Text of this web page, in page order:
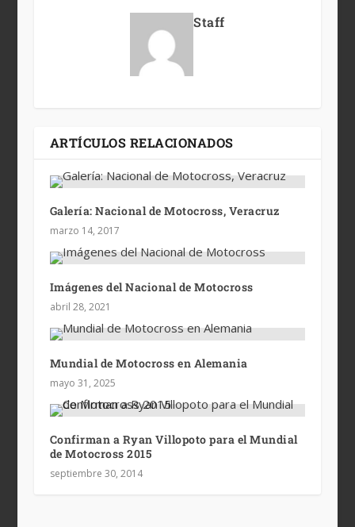
Staff
ARTÍCULOS RELACIONADOS
Galería: Nacional de Motocross, Veracruz
marzo 14, 2017
Imágenes del Nacional de Motocross
abril 28, 2021
Mundial de Motocross en Alemania
mayo 31, 2025
Confirman a Ryan Villopoto para el Mundial
de Motocross 2015
septiembre 30, 2014